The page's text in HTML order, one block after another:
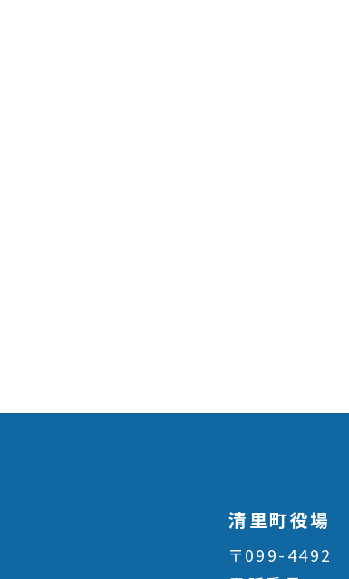
清里町役場
〒099-4492